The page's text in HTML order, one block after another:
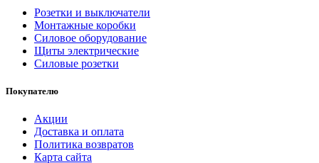
Розетки и выключатели
Монтажные коробки
Силовое оборудование
Щиты электрические
Силовые розетки
Покупателю
Акции
Доставка и оплата
Политика возвратов
Карта сайта